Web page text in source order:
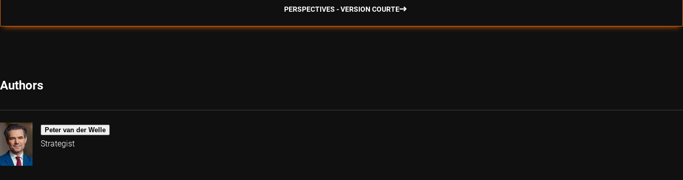
PERSPECTIVES - VERSION COURTE
Authors
Peter van der Welle
Strategist